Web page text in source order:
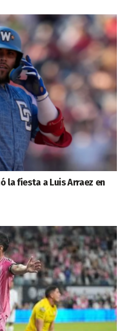
la fiesta a Luis Arraez en